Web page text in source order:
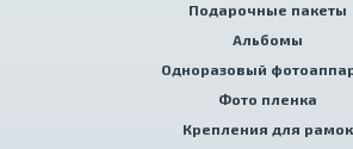
Подарочные пакеты
Альбомы
Одноразовый
Фото пленка
Крепления для рамок